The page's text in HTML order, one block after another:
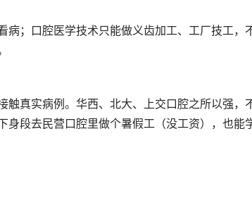
；口腔医学技术只能做义齿加工、工厂技工，
触真实病例。华西、北大、上交口腔之所以强，
段去民营口腔里做个暑假工（没工资），也能